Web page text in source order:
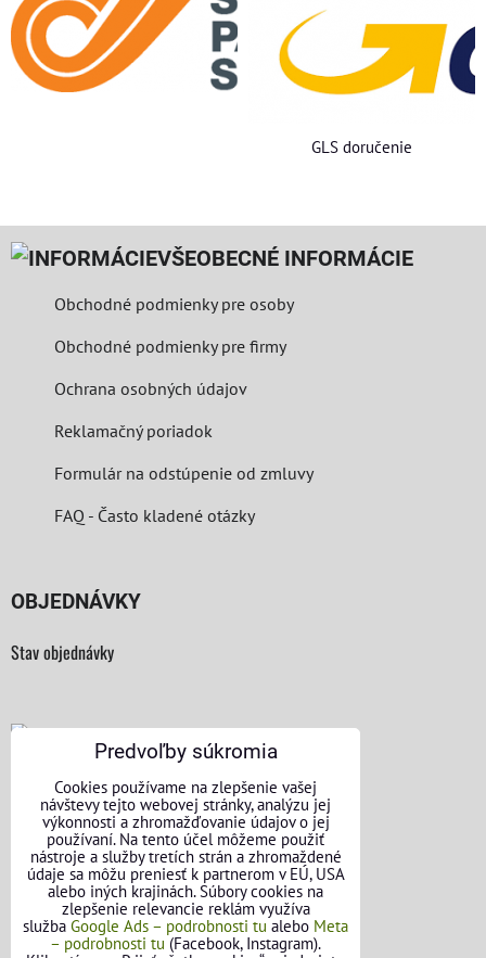
GLS doručenie
VŠEOBECNÉ INFORMÁCIE
Obchodné podmienky pre osoby
Obchodné podmienky pre firmy
Ochrana osobných údajov
Reklamačný poriadok
Formulár na odstúpenie od zmluvy
FAQ - Často kladené otázky
OBJEDNÁVKY
Stav objednávky
KONTAKTNÉ ÚDAJE
O nás
Kontakt
Požičovňa náradia
Predvoľby súkromia
Cookies používame na zlepšenie vašej
návštevy tejto webovej stránky, analýzu jej
výkonnosti a zhromažďovanie údajov o jej
používaní. Na tento účel môžeme použiť
nástroje a služby tretích strán a zhromaždené
údaje sa môžu preniesť k partnerom v EÚ, USA
alebo iných krajinách. Súbory cookies na
zlepšenie relevancie reklám využíva
služba Google Ads – podrobnosti tu alebo Meta
– podrobnosti tu (Facebook, Instagram).